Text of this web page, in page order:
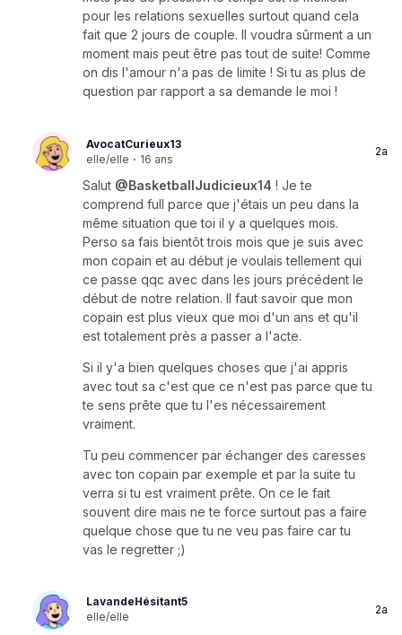
pour les relations sexuelles surtout quand cela
fait que 2 jours de couple. Il voudra sûrment a un
moment mais peut être pas tout de suite! Comme
on dis l'amour n'a pas de limite ! Si tu as plus de
question par rapport a sa demande le moi !
AvocatCurieux13
elle/elle · 16 ans
2a
Salut @BasketballJudicieux14 ! Je te
comprend full parce que j'étais un peu dans la
même situation que toi il y a quelques mois.
Perso sa fais bientôt trois mois que je suis avec
mon copain et au début je voulais tellement qui
ce passe qqc avec dans les jours précédent le
début de notre relation. Il faut savoir que mon
copain est plus vieux que moi d'un ans et qu'il
est totalement près a passer a l'acte.
Si il y'a bien quelques choses que j'ai appris
avec tout sa c'est que ce n'est pas parce que tu
te sens prête que tu l'es nécessairement
vraiment.
Tu peu commencer par échanger des caresses
avec ton copain par exemple et par la suite tu
verra si tu est vraiment prête. On ce le fait
souvent dire mais ne te force surtout pas a faire
quelque chose que tu ne veu pas faire car tu
vas le regretter ;)
LavandeHésitant5
elle/elle
2a